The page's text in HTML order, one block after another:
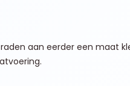
aan eerder een maat